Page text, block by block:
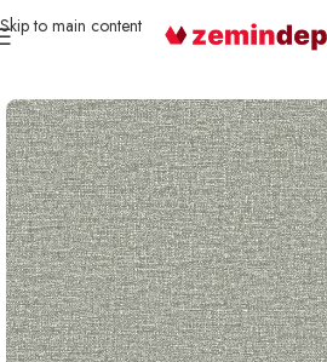
Skip to main content